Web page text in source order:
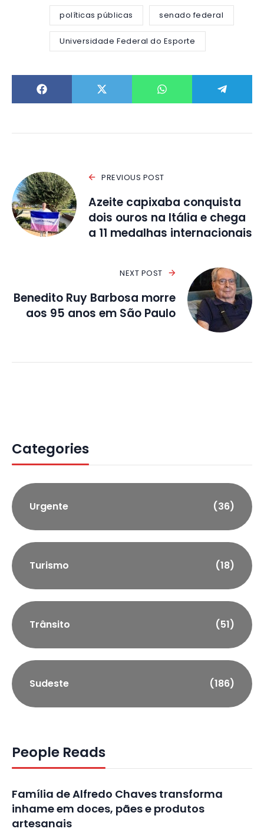
políticas públicas senado federal
Universidade Federal do Esporte
PREVIOUS POST
Azeite capixaba conquista
dois ouros na Itália e chega
a 11 medalhas internacionais
NEXT POST
Benedito Ruy Barbosa morre
aos 95 anos em São Paulo
Categories
Urgente (36)
Turismo (18)
Trânsito (51)
Sudeste (186)
People Reads
Família de Alfredo Chaves transforma
inhame em doces, pães e produtos
artesanais